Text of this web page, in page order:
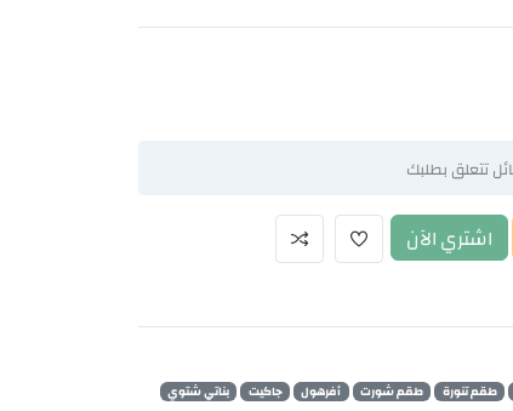
اشتري الآن
طقم تنورة طقم شورت أفرهول جاكيت
بناتي شتوي